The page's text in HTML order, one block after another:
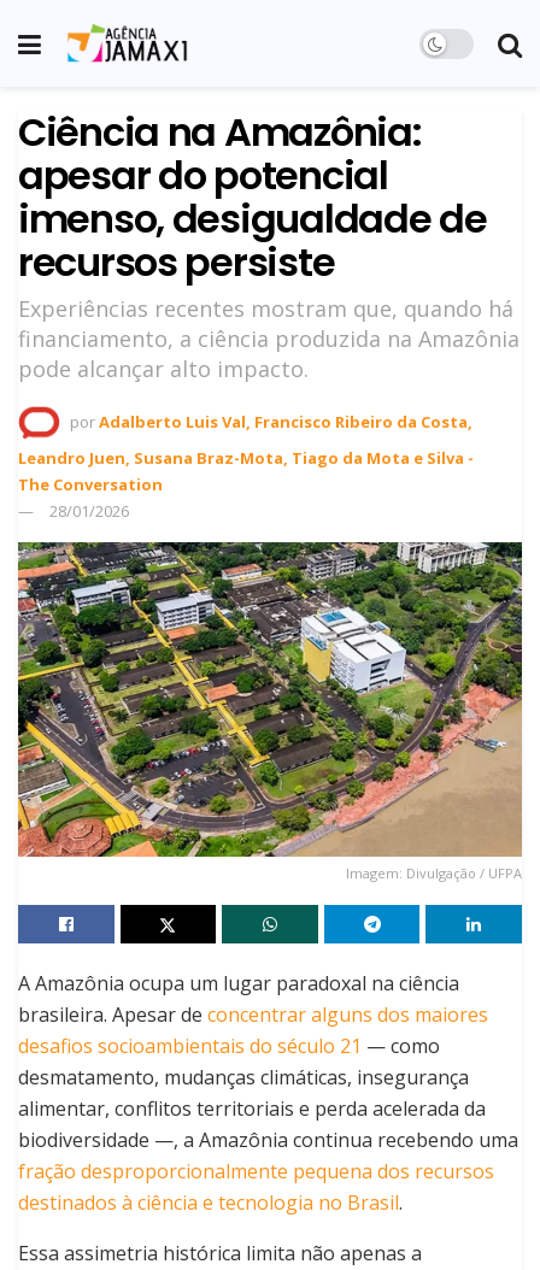
Ciência na Amazônia:
apesar do potencial
imenso, desigualdade de
recursos persiste
Experiências recentes mostram que, quando há
financiamento, a ciência produzida na Amazônia
pode alcançar alto impacto.
porAdalberto Luis Val, Francisco Ribeiro da Costa,
Leandro Juen, Susana Braz-Mota, Tiago da Mota e Silva -
The Conversation
28/01/2026
Imagem: Divulgação / UFPA
A Amazônia ocupa um lugar paradoxal na ciência
brasileira. Apesar de concentrar alguns dos maiores
desafios socioambientais do século 21 — como
desmatamento, mudanças climáticas, insegurança
alimentar, conflitos territoriais e perda acelerada da
biodiversidade —, a Amazônia continua recebendo uma
fração desproporcionalmente pequena dos recursos
destinados à ciência e tecnologia no Brasil.
Essa assimetria histórica limita não apenas a